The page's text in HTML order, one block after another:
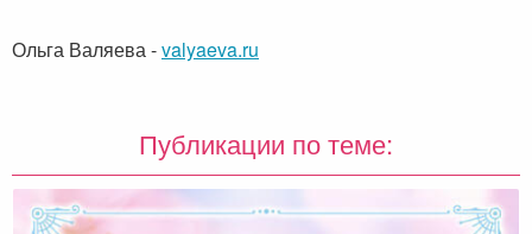
Ольга Валяева-valyaeva.ru
Публикации по теме: